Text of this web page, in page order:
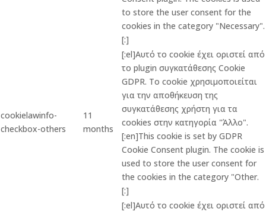
to store the user consent for the
cookies in the category "Necessary".
[:]
cookielawinfo-
checkbox-others
11
months
[:el]Αυτό το cookie έχει οριστεί από
το plugin συγκατάθεσης Cookie
GDPR. Το cookie χρησιμοποιείται
για την αποθήκευση της
συγκατάθεσης χρήστη για τα
cookies στην κατηγορία "Άλλο".
[:en]This cookie is set by GDPR
Cookie Consent plugin. The cookie is
used to store the user consent for
the cookies in the category "Other.
[:]
[:el]Αυτό το cookie έχει οριστεί από